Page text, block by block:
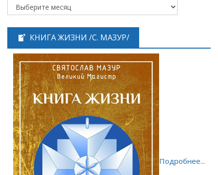
КНИГА ЖИЗНИ /С. МАЗУР/
Подробнее...